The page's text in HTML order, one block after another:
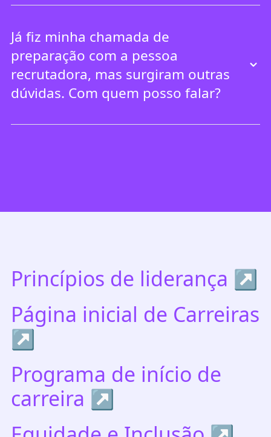
Já fiz minha chamada de
preparação com a pessoa
recrutadora, mas surgiram outras
dúvidas. Com quem posso falar?
Princípios de liderança
Página inicial de Carreiras
Programa de início de
carreira